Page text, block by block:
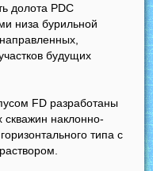
долота PDC
низа бурильной
будущих
FD разработаны
наклонно-
типа с